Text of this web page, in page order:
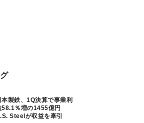
本製鉄、1Q決算で事業利
58.1％増の1455億円
Steelが収益を牽引